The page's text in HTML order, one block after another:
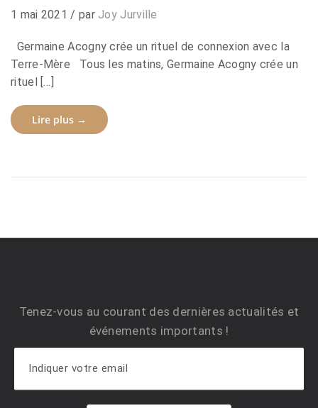
1 mai 2021/ par Joy Jurville
Germaine Acogny crée un rituel de connexion avec la
Terre-Mère Tous les matins, Germaine Acogny crée un
rituel […]
Lire plus →
Tenez-vous au courant des dernières actualités et
événements importants !